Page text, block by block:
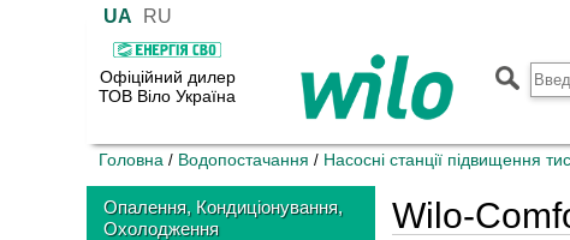
UA RU
Офіційний дилер
ТОВ Віло Україна
Головна / Водопостачання / Насосні станції підвищення
Опалення, Кондиціонування,
Охолодження
Wilo-